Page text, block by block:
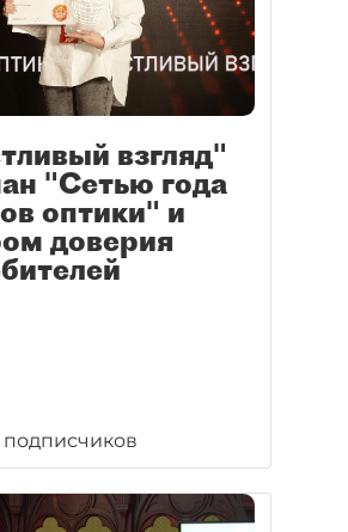
взгляд"
"Сетью года
оптики" и
доверия